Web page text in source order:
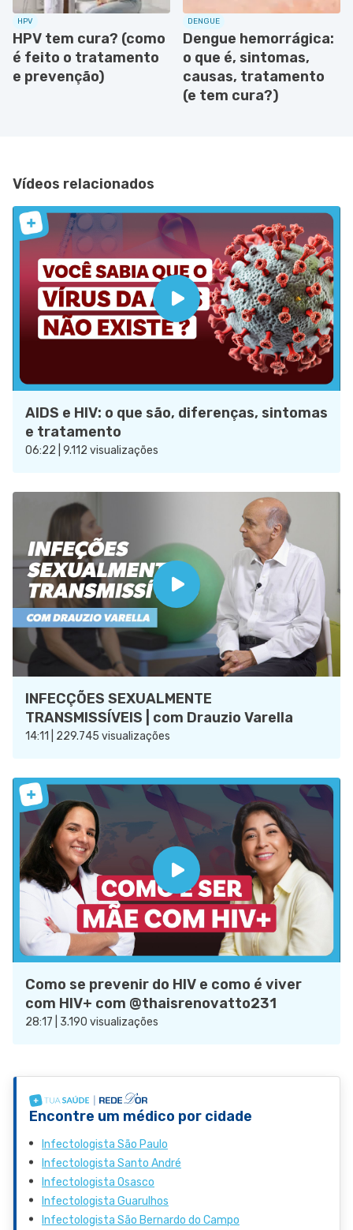
HPV
HPV tem cura? (como
é feito o tratamento
e prevenção)
DENGUE
Dengue hemorrágica:
o que é, sintomas,
causas, tratamento
(e tem cura?)
Vídeos relacionados
AIDS e HIV: o que são, diferenças, sintomas
e tratamento
06:22 | 9.112 visualizações
INFECÇÕES SEXUALMENTE
TRANSMISSÍVEIS | com Drauzio Varella
14:11 | 229.745 visualizações
Como se prevenir do HIV e como é viver
com HIV+ com @thaisrenovatto231
28:17 | 3.190 visualizações
Encontre um médico por cidade
Infectologista São Paulo
Infectologista Santo André
Infectologista Osasco
Infectologista Guarulhos
Infectologista São Bernardo do Campo